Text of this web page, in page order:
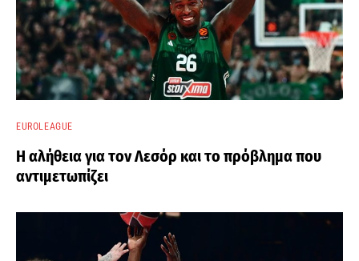
EUROLEAGUE
Η αλήθεια για τον Λεσόρ και το πρόβλημα που
αντιμετωπίζει